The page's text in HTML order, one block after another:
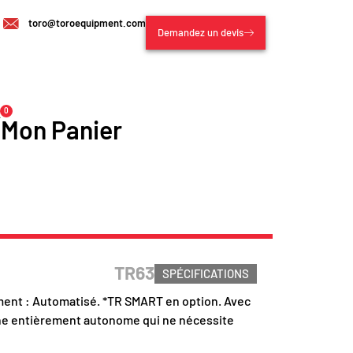
toro@toroequipment.com
Demandez un devis
0
Mon Panier
SPÉCIFICATIONS
TR63
: Automatisé. *TR SMART en option. Avec
entièrement autonome qui ne nécessite